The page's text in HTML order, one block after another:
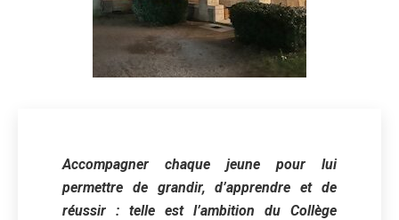
Accompagner chaque jeune pour lui
permettre de grandir, d’apprendre et de
réussir : telle est l’ambition du Collège